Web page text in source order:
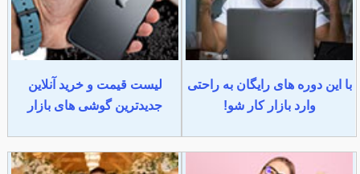
با این دوره های رایگان به راحتی
وارد بازار کار شو!
لیست قیمت و خرید آنلاین
جدیدترین گوشی های بازار